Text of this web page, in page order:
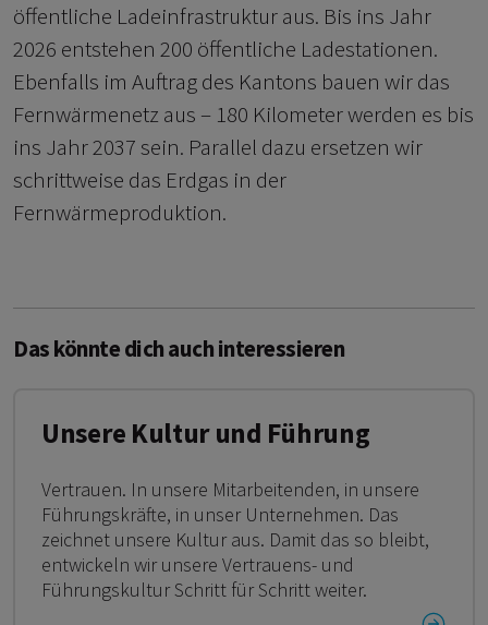
öffentliche Ladeinfrastruktur aus. Bis ins Jahr
2026 entstehen 200 öffentliche Ladestationen.
Ebenfalls im Auftrag des Kantons bauen wir das
Fernwärmenetz aus – 180 Kilometer werden es bis
ins Jahr 2037 sein. Parallel dazu ersetzen wir
schrittweise das Erdgas in der
Fernwärmeproduktion.
Das könnte dich auch interessieren
Unsere Kultur und Führung
Vertrauen. In unsere Mitarbeitenden, in unsere
Führungskräfte, in unser Unternehmen. Das
zeichnet unsere Kultur aus. Damit das so bleibt,
entwickeln wir unsere Vertrauens- und
Führungskultur Schritt für Schritt weiter.